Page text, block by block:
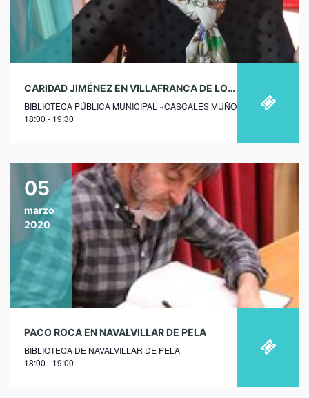
CARIDAD JIMÉNEZ EN VILLAFRANCA DE LOS BARROS
BIBLIOTECA PÚBLICA MUNICIPAL «CASCALES MUÑOZ»
18:00 - 19:30
05
marzo
2020
PACO ROCA EN NAVALVILLAR DE PELA
BIBLIOTECA DE NAVALVILLAR DE PELA
18:00 - 19:00